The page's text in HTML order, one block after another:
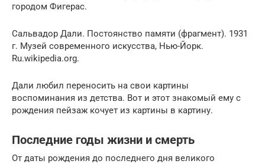
городом Фигерас.
Сальвадор Дали. Постоянство памяти (фрагмент). 1931
г. Музей современного искусства, Нью-Йорк.
Ru.wikipedia.org.
Дали любил переносить на свои картины
воспоминания из детства. Вот и этот знакомый ему с
рождения пейзаж кочует из картины в картину.
Последние годы жизни и смерть
От даты рождения до последнего дня великого